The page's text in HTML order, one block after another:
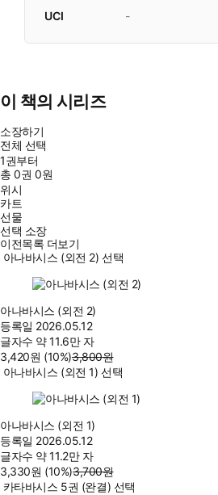
UCI
-
이 책의 시리즈
소장하기
전체 선택
1권부터
총0권 0원
위시
카트
선물
선택 소장
이전목록 더보기
아나바시스 (외전 2) 선택
아나바시스 (외전 2)
등록일 2026.05.12
글자수 약 11.6만 자
3,420원 (10%)3,800원
아나바시스 (외전 1) 선택
아나바시스 (외전 1)
등록일 2026.05.12
글자수 약 11.2만 자
3,330원 (10%)3,700원
카타바시스 5권 (완결) 선택